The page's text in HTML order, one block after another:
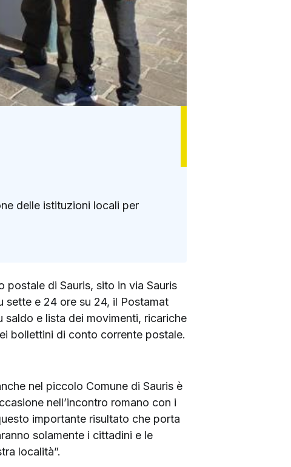
delle istituzioni locali per
postale di Sauris, sito in via Sauris
sette e 24 ore su 24, il Postamat
e lista dei movimenti, ricariche
bollettini di conto corrente postale.
nel piccolo Comune di Sauris è
nell’incontro romano con i
importante risultato che porta
solamente i cittadini e le
località”.